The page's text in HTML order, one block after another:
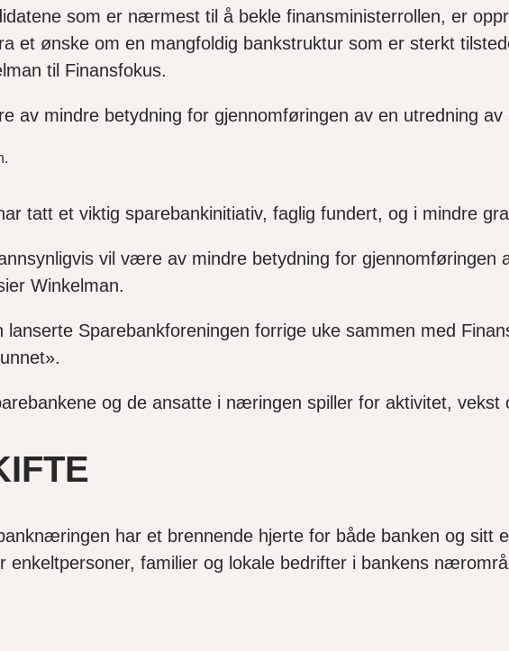
som er nærmest til å bekle finansministerrollen, er
et ønske om en mangfoldig bankstruktur som er sterkt
til Finansfokus.
av mindre betydning for gjennomføringen av en utredning av
tatt et viktig sparebankinitiativ, faglig fundert, og i mindre
vil være av mindre betydning for gjennomføringen
Winkelman.
Sparebankforeningen forrige uke sammen med
og de ansatte i næringen spiller for aktivitet, vekst
har et brennende hjerte for både banken og sitt
familier og lokale bedrifter i bankens